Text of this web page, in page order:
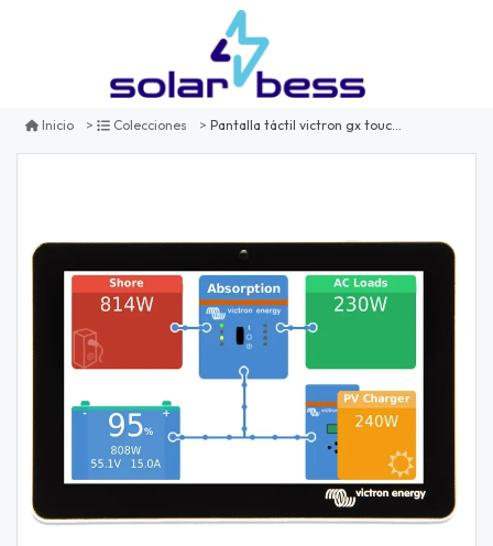
Inicio Colecciones Pantalla táctil victron gx touch 50 para cerbo gx